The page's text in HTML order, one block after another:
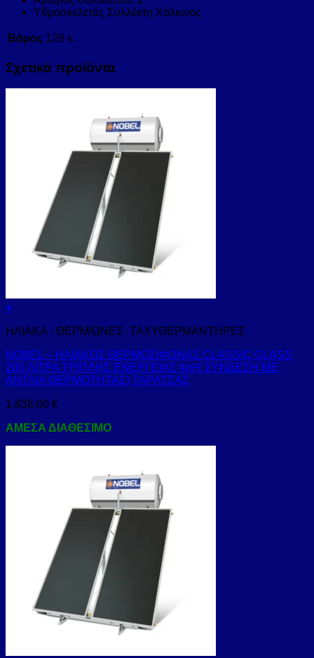
Υδροσκελετός Συλλέκτη Χάλκινος
Βάρος 128 κ.
Σχετικά προϊόντα
+
ΗΛΙΑΚΑ - ΘΕΡΜ/ΩΝΕΣ- ΤΑΧΥΘΕΡΜΑΝΤΗΡΕΣ
NOBEL – ΗΛΙΑΚΟΣ ΘΕΡΜΟΣΙΦΩΝΑΣ CLASSIC GLASS
200 ΛΙΤΡΑ ΤΡΙΠΛΗΣ ΕΝΕΡΓΕΙΑΣ 4m²( ΣΥΝΔΕΣΗ ΜΕ
ΑΝΤΛΙΑ ΘΕΡΜΟΤΗΤΑΣ) ΤΑΡΑΤΣΑΣ
1.838,00 €
ΑΜΕΣΑ ΔΙΑΘΕΣΙΜΟ